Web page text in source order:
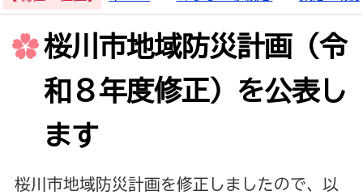
桜川市地域防災計画（令
和８年度修正）を公表し
ます
桜川市地域防災計画を修正しましたので、以